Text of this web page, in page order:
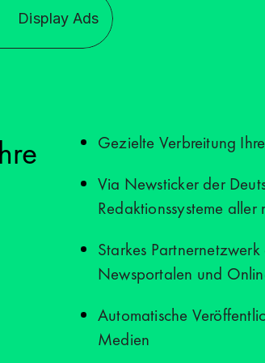
Mieten Sie unsere Studios
Display Ads
Gezielte Verbreitung
Via Newsticker der
Redaktionssysteme
Starkes
Newsportalen und
Automatische
Medien